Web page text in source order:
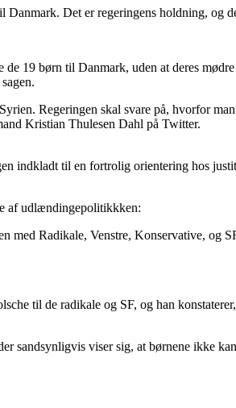
Det er regeringens holdning, og
19 børn til Danmark, uden at deres
Regeringen skal svare på, hvorfor
Kristian Thulesen Dahl på Twitter.
indkladt til en fortrolig orientering hos
af udlændingepolitikkken:
med Radikale, Venstre, Konservative, og
til de radikale og SF, og han
sandsynligvis viser sig, at børnene